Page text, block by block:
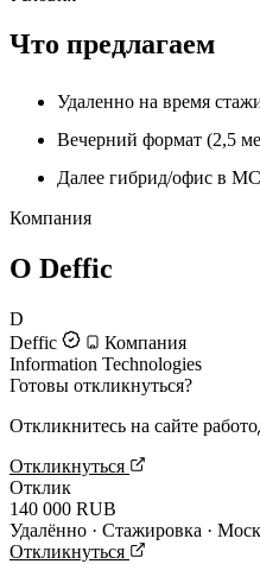
Что предлагаем
Удаленно на время
Вечерний формат (2,5
Далее гибрид/офис в
Компания
О Deffic
D
Deffic
Компания
Information Technologies
Готовы откликнуться?
Откликнитесь на сайте
Откликнуться
Отклик
140 000 RUB
Удалённо · Стажировка ·
Откликнуться